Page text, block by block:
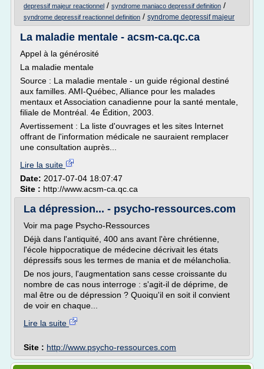
depressif majeur reactionnel / syndrome maniaco depressif definition /
syndrome depressif reactionnel definition / syndrome depressif majeur
La maladie mentale - acsm-ca.qc.ca
Appel à la générosité
La maladie mentale
Source : La maladie mentale - un guide régional destiné
aux familles. AMI-Québec, Alliance pour les malades
mentaux et Association canadienne pour la santé mentale,
filiale de Montréal. 4e Édition, 2003.
Avertissement : La liste d'ouvrages et les sites Internet
offrant de l'information médicale ne sauraient remplacer
une consultation auprès...
Lire la suite
Date: 2017-07-04 18:07:47
Site : http://www.acsm-ca.qc.ca
La dépression... - psycho-ressources.com
Voir ma page Psycho-Ressources
Déjà dans l'antiquité, 400 ans avant l'ère chrétienne,
l'école hippocratique de médecine décrivait les états
dépressifs sous les termes de mania et de mélancholia.
De nos jours, l'augmentation sans cesse croissante du
nombre de cas nous interroge : s'agit-il de déprime, de
mal être ou de dépression ? Quoiqu'il en soit il convient
de voir en chaque...
Lire la suite
Site : http://www.psycho-ressources.com